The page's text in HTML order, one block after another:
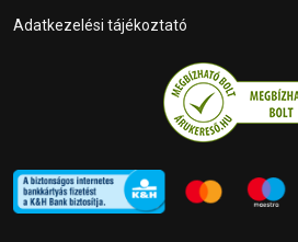
Adatkezelési tájékoztató